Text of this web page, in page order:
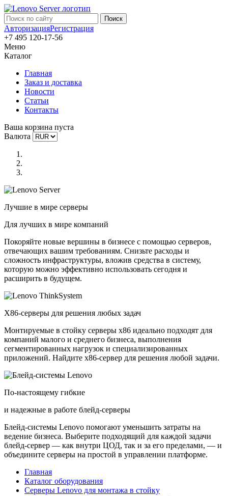
АвторизацияРегистрация
+7 495 120-17-56
Меню
Каталог
Главная
Заказ и доставка
Новости
Статьи
Контакты
Ваша корзина пуста
Валюта
Лучшие в мире серверы
Для лучших в мире компаний
Покоряйте новые вершины в бизнесе с помощью серверов,
отвечающих вашим требованиям. Снизьте расходы и
сложность инфраструктуры, вложив средства в систему,
которую можно эффективно использовать сегодня и
расширить в будущем.
X86-серверы для решения любых задач
Монтируемые в стойку серверы x86 идеально подходят для
компаний малого и среднего бизнеса, выполнения
сегментированных нагрузок и специализированных
приложений. Найдите x86-сервер для решения любой задачи.
По-настоящему гибкие
и надежные в работе блейд-серверы
Блейд-системы Lenovo помогают уменьшить затраты на
ведение бизнеса. Выберите подходящий для каждой задачи
блейд-сервер — как внутри ЦОД, так и за его пределами, — и
объедините серверы на простой в управлении платформе.
Главная
Каталог оборудования
Серверы Lenovo для монтажа в стойку